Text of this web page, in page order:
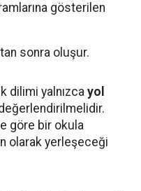
gösterilen
sonra oluşur.
dilimi yalnızca yol
göre bir okula
olarak yerleşeceği